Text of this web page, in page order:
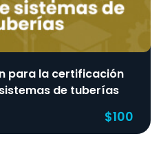
para la certificación
de tuberías
$100